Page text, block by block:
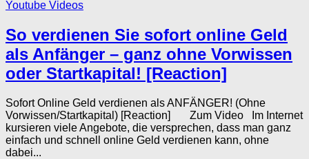
Youtube Videos
So verdienen Sie sofort online Geld
als Anfänger – ganz ohne Vorwissen
oder Startkapital! [Reaction]
Sofort Online Geld verdienen als ANFÄNGER! (Ohne
Vorwissen/Startkapital) [Reaction] Zum Video Im Internet
kursieren viele Angebote, die versprechen, dass man ganz
einfach und schnell online Geld verdienen kann, ohne
dabei...